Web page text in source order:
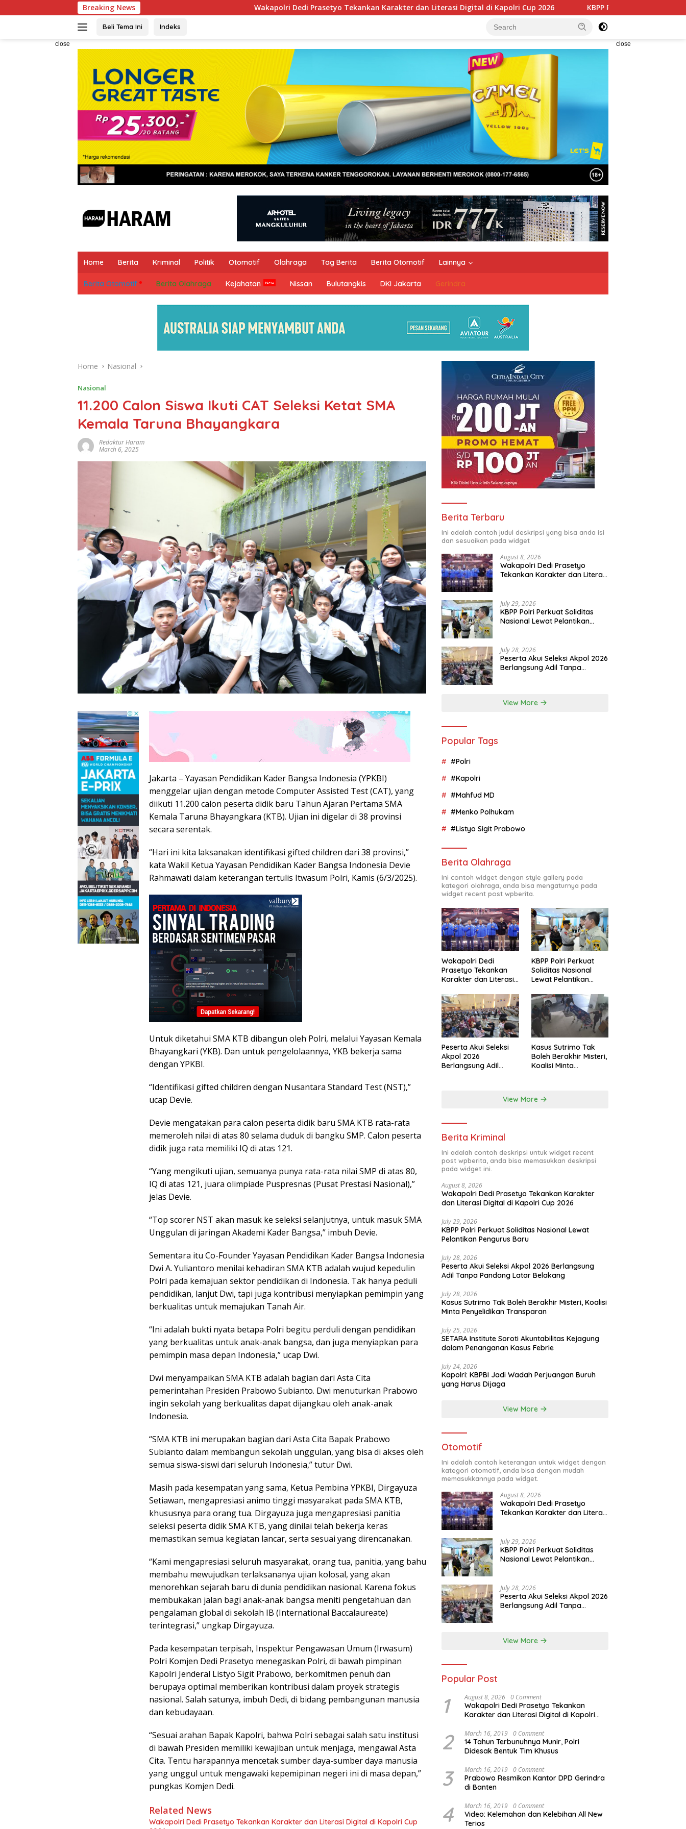
to
Breaking News Wakapolri Dedi Prasetyo Tekankan Karakter dan Literasi Digital di Kapolri Cup 2026 KBPP Polri Perkuat Soliditas Nasional Lewat
Beli Tema Ini Indeks
close close
Home Berita Kriminal Politik Otomotif Olahraga Tag Berita Berita Otomotif Lainnya
Berita Otomotif Berita Olahraga Kejahatan Nissan Bulutangkis DKI Jakarta Gerindra
Home Nasional
Nasional
11.200 Calon Siswa Ikuti CAT Seleksi Ketat SMA
Kemala Taruna Bhayangkara
Redaktur Haram
March 6, 2025
Jakarta – Yayasan Pendidikan Kader Bangsa Indonesia (YPKBI)
menggelar ujian dengan metode Computer Assisted Test (CAT), yang
diikuti 11.200 calon peserta didik baru Tahun Ajaran Pertama SMA
Kemala Taruna Bhayangkara (KTB). Ujian ini digelar di 38 provinsi
secara serentak.
“Hari ini kita laksanakan identifikasi gifted children dari 38 provinsi,”
kata Wakil Ketua Yayasan Pendidikan Kader Bangsa Indonesia Devie
Rahmawati dalam keterangan tertulis Itwasum Polri, Kamis (6/3/2025).
Untuk diketahui SMA KTB dibangun oleh Polri, melalui Yayasan Kemala
Bhayangkari (YKB). Dan untuk pengelolaannya, YKB bekerja sama
dengan YPKBI.
“Identifikasi gifted children dengan Nusantara Standard Test (NST),”
ucap Devie.
Devie mengatakan para calon peserta didik baru SMA KTB rata-rata
memeroleh nilai di atas 80 selama duduk di bangku SMP. Calon peserta
didik juga rata memiliki IQ di atas 121.
“Yang mengikuti ujian, semuanya punya rata-rata nilai SMP di atas 80,
IQ di atas 121, juara olimpiade Puspresnas (Pusat Prestasi Nasional),”
jelas Devie.
“Top scorer NST akan masuk ke seleksi selanjutnya, untuk masuk SMA
Unggulan di jaringan Akademi Kader Bangsa,” imbuh Devie.
Sementara itu Co-Founder Yayasan Pendidikan Kader Bangsa Indonesia
Dwi A. Yuliantoro menilai kehadiran SMA KTB adalah wujud kepedulin
Polri pada kemajuan sektor pendidikan di Indonesia. Tak hanya peduli
pendidikan, lanjut Dwi, tapi juga kontribusi menyiapkan pemimpin yang
berkualitas untuk memajukan Tanah Air.
“Ini adalah bukti nyata betapa Polri begitu perduli dengan pendidikan
yang berkualitas untuk anak-anak bangsa, dan juga menyiapkan para
pemimpin masa depan Indonesia,” ucap Dwi.
Dwi menyampaikan SMA KTB adalah bagian dari Asta Cita
pemerintahan Presiden Prabowo Subianto. Dwi menuturkan Prabowo
ingin sekolah yang berkualitas dapat dijangkau oleh anak-anak
Indonesia.
“SMA KTB ini merupakan bagian dari Asta Cita Bapak Prabowo
Subianto dalam membangun sekolah unggulan, yang bisa di akses oleh
semua siswa-siswi dari seluruh Indonesia,” tutur Dwi.
Masih pada kesempatan yang sama, Ketua Pembina YPKBI, Dirgayuza
Setiawan, mengapresiasi animo tinggi masyarakat pada SMA KTB,
khususnya para orang tua. Dirgayuza juga mengapresiasi panitia
seleksi peserta didik SMA KTB, yang dinilai telah bekerja keras
memastikan semua kegiatan lancar, serta sesuai yang direncanakan.
“Kami mengapresiasi seluruh masyarakat, orang tua, panitia, yang bahu
membahu mewujudkan terlaksananya ujian kolosal, yang akan
menorehkan sejarah baru di dunia pendidikan nasional. Karena fokus
membukakan jalan bagi anak-anak bangsa meniti pengetahuan dan
pengalaman global di sekolah IB (International Baccalaureate)
terintegrasi,” ungkap Dirgayuza.
Pada kesempatan terpisah, Inspektur Pengawasan Umum (Irwasum)
Polri Komjen Dedi Prasetyo menegaskan Polri, di bawah pimpinan
Kapolri Jenderal Listyo Sigit Prabowo, berkomitmen penuh dan
berupaya optimal memberikan kontribusi dalam proyek strategis
nasional. Salah satunya, imbuh Dedi, di bidang pembangunan manusia
dan kebudayaan.
“Sesuai arahan Bapak Kapolri, bahwa Polri sebagai salah satu institusi
di bawah Presiden memiliki kewajiban untuk menjaga, mengawal Asta
Cita. Tentu harapannya mencetak sumber daya-sumber daya manusia
yang unggul untuk mengawaki kepemipinan negeri ini di masa depan,”
pungkas Komjen Dedi.
Related News
Wakapolri Dedi Prasetyo Tekankan Karakter dan Literasi Digital di Kapolri Cup
Berita Terbaru
Ini adalah contoh judul deskripsi yang bisa anda isi
dan sesuaikan pada widget
August 8, 2026
Wakapolri Dedi Prasetyo
Tekankan Karakter dan Literasi
July 29, 2026
KBPP Polri Perkuat Soliditas
Nasional Lewat Pelantikan
July 28, 2026
Peserta Akui Seleksi Akpol 2026
Berlangsung Adil Tanpa
View More
Popular Tags
#Polri
#Kapolri
#Mahfud MD
#Menko Polhukam
#Listyo Sigit Prabowo
Berita Olahraga
Ini contoh widget dengan style gallery pada
kategori olahraga, anda bisa mengaturnya pada
widget recent post wpberita.
Wakapolri Dedi
Prasetyo Tekankan
Karakter dan Literasi
2026
KBPP Polri Perkuat
Soliditas Nasional
Lewat Pelantikan
Peserta Akui Seleksi
Akpol 2026
Berlangsung Adil
Kasus Sutrimo Tak
Boleh Berakhir Misteri,
Koalisi Minta
View More
Berita Kriminal
Ini adalah contoh deskripsi untuk widget recent
post wpberita, anda bisa memasukkan deskripsi
pada widget ini.
August 8, 2026
Wakapolri Dedi Prasetyo Tekankan Karakter
dan Literasi Digital di Kapolri Cup 2026
July 29, 2026
KBPP Polri Perkuat Soliditas Nasional Lewat
Pelantikan Pengurus Baru
July 28, 2026
Peserta Akui Seleksi Akpol 2026 Berlangsung
Adil Tanpa Pandang Latar Belakang
July 28, 2026
Kasus Sutrimo Tak Boleh Berakhir Misteri, Koalisi
Minta Penyelidikan Transparan
July 25, 2026
SETARA Institute Soroti Akuntabilitas Kejagung
dalam Penanganan Kasus Febrie
July 24, 2026
Kapolri: KBPBI Jadi Wadah Perjuangan Buruh
yang Harus Dijaga
View More
Otomotif
Ini adalah contoh keterangan untuk widget dengan
kategori otomotif, anda bisa dengan mudah
memasukkannya pada widget.
August 8, 2026
Wakapolri Dedi Prasetyo
Tekankan Karakter dan Literasi
July 29, 2026
KBPP Polri Perkuat Soliditas
Nasional Lewat Pelantikan
July 28, 2026
Peserta Akui Seleksi Akpol 2026
Berlangsung Adil Tanpa
View More
Popular Post
1 August 8, 2026 0 Comment
Wakapolri Dedi Prasetyo Tekankan
Karakter dan Literasi Digital di Kapolri
2 March 16, 2019 0 Comment
14 Tahun Terbunuhnya Munir, Polri
Didesak Bentuk Tim Khusus
3 March 16, 2019 0 Comment
Prabowo Resmikan Kantor DPD Gerindra
di Banten
4 March 16, 2019 0 Comment
Video: Kelemahan dan Kelebihan All New
Terios